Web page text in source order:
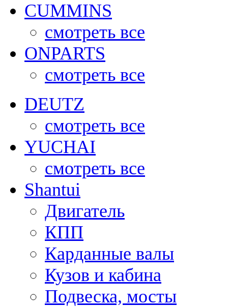
CUMMINS
смотреть все
ONPARTS
смотреть все
DEUTZ
смотреть все
YUCHAI
смотреть все
Shantui
Двигатель
КПП
Карданные валы
Кузов и кабина
Подвеска, мосты